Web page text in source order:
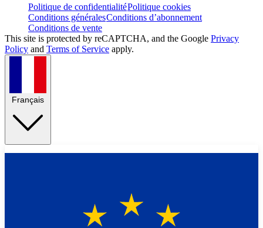
Politique de confidentialitéPolitique cookies
Conditions généralesConditions d’abonnement
Conditions de vente
This site is protected by reCAPTCHA, and the Google Privacy
Policy and Terms of Service apply.
Français